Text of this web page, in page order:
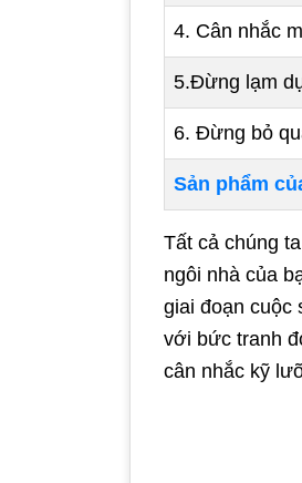
4. Cân nhắc
5.Đừng lạm
6. Đừng bỏ
Sản phẩm
Tất cả chúng
ngôi nhà của
giai đoạn cuộc
với bức tranh
cân nhắc kỹ